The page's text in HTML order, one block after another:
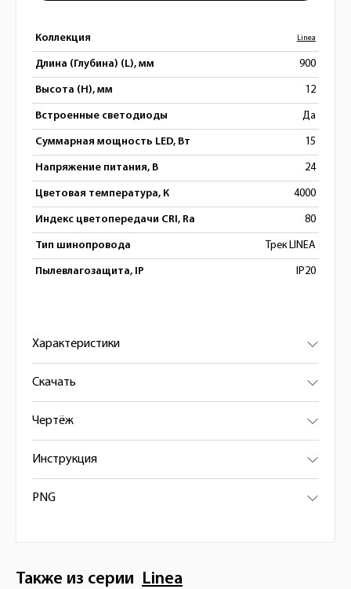
Коллекция Linea
Длина (Глубина) (L), мм 900
Высота (H), мм 12
Встроенные светодиоды Да
Суммарная мощность LED, Вт 15
Напряжение питания, В 24
Цветовая температура, К 4000
Индекс цветопередачи CRI, Ra 80
Тип шинопровода Трек LINEA
Пылевлагозащита, IP IP20
Характеристики
Скачать
Чертёж
Инструкция
PNG
Также из серии Linea